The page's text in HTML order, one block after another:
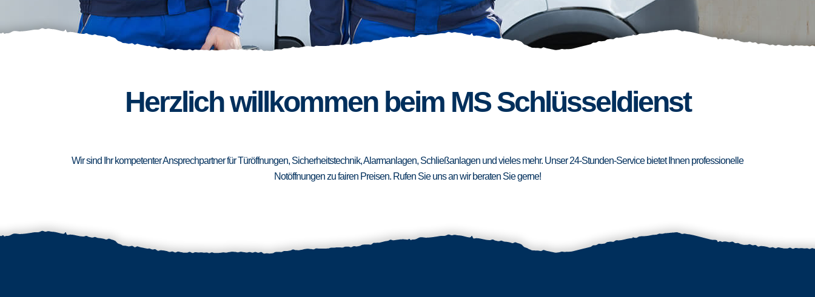
Herzlich willkommen beim MS Schlüsseldienst
Wir sind Ihr kompetenter Ansprechpartner für Türöffnungen, Sicherheitstechnik, Alarmanlagen, Schließanlagen und vieles mehr. Unser 24-Stunden-Service bietet Ihnen professionelle
Notöffnungen zu fairen Preisen. Rufen Sie uns an wir beraten Sie gerne!